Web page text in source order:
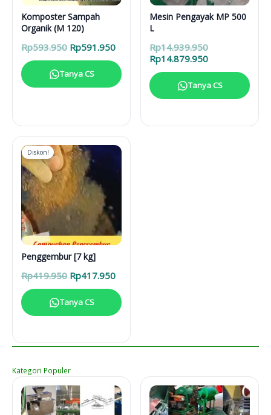
Komposter Sampah
Organik (M 120)
Rp593.950 Harga
aslinya
adalah:
Rp593.950.
Rp591.950Harga
ini
adalah:
Rp591.950.
Tanya CS
Mesin Pengayak MP 500
L
Rp14.939.950Harga
aslinya
adalah:
Rp14.939.950.
Rp14.879.950Harga
saat
ini
Tanya CS
Diskon!
Penggembur [7 kg]
Rp419.950 Harga
aslinya
adalah:
Rp419.950.
Rp417.950Harga
ini
adalah:
Tanya CS
Kategori Populer